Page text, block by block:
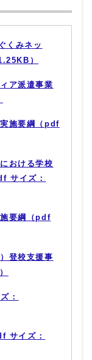
くみネッ
）
ア派遣事業
施要綱（pdf
おける学校
サイズ：
要綱（pdf
登校支援事
：
サイズ：